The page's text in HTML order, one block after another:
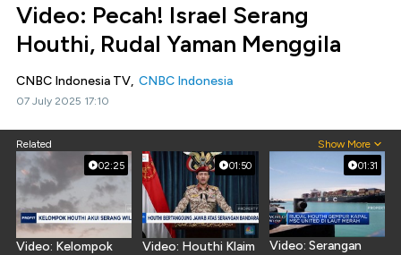
Video: Pecah! Israel Serang
Houthi, Rudal Yaman Menggila
CNBC Indonesia TV, CNBC Indonesia
07 July 2025 17:10
Related Show More
02:25
Video: Kelompok
01:50
Video: Houthi Klaim
01:31
Video: Serangan